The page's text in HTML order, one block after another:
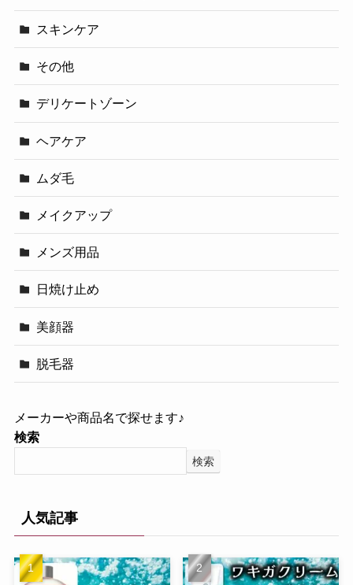
スキンケア
その他
デリケートゾーン
ヘアケア
ムダ毛
メイクアップ
メンズ用品
日焼け止め
美顔器
脱毛器
メーカーや商品名で探せます♪
検索
検索
人気記事